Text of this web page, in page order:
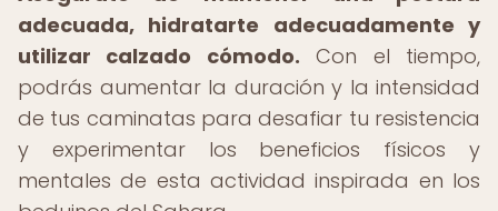
adecuada, hidratarte adecuadamente y
utilizar calzado cómodo. Con el tiempo,
podrás aumentar la duración y la intensidad
de tus caminatas para desafiar tu resistencia
y experimentar los beneficios físicos y
mentales de esta actividad inspirada en los